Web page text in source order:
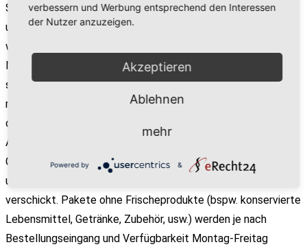
Sie Ihre Bestellung bis spätestens Mittwoch 12:00 Uhr bei
uns beauftragen. Alle späteren Order ("auf Bestellung")
werden aus Gründen der Kühlkettensicherheit erst am Folge-
Montag an Sie versendet und erreichen Sie am Dienstag oder
spätestens Mittwoch. In jedem Fall warten Sie nie länger als
maximal eine Woche auf Ihr perfekt gereiftes Fleisch aus
oberösterreichischer Bio-Landwirtschaft. Alle lagernden
Artikel (erkennbar am Begriff: "lagernd" neben der
Gewichtsangabe) sind davon unbetroffen und werden
umgehend nach Bestellung bis einschließlich Donnerstag
verschickt. Pakete ohne Frischeprodukte (bspw. konservierte
Lebensmittel, Getränke, Zubehör, usw.) werden je nach
Bestellungseingang und Verfügbarkeit Montag-Freitag
verbessern und Werbung entsprechend den Interessen
der Nutzer anzuzeigen.
Akzeptieren
Ablehnen
mehr
Powered by &